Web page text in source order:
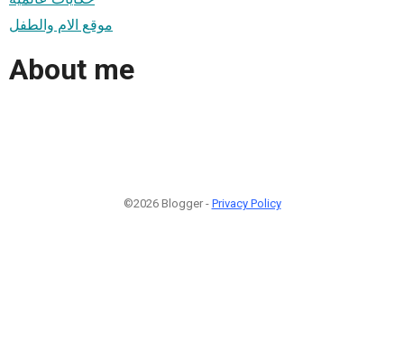
موقع الام والطفل
About me
©2026 Blogger - Privacy Policy